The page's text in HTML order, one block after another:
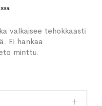
valkaisee tehokkaasti
Ei hankaa
minttu.